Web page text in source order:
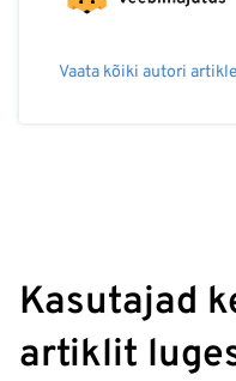
Vaata kõiki autori
Kasutajad
artiklit